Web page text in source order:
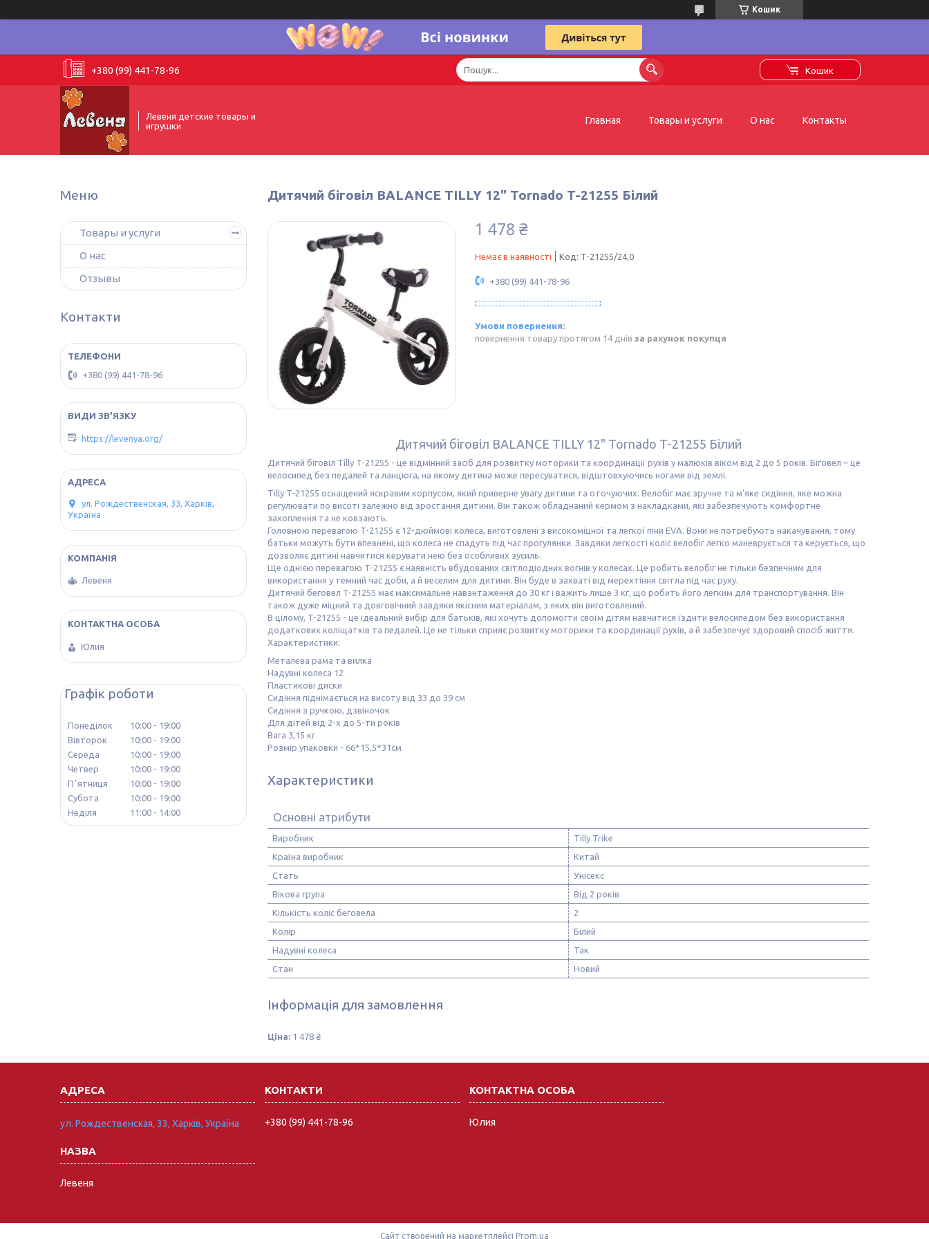
Кошик
+380 (99) 441-78-96 Кошик
Левеня детские товары и
игрушки
Главная Товары и услуги О нас Контакты
Дитячий біговіл BALANCE TILLY 12" Tornado T-21255 Білий
1 478 ₴
Немає в наявності Код: T-21255/24,0
+380 (99) 441-78-96
повернення товару протягом 14 днів за рахунок покупця
Дитячий біговіл BALANCE TILLY 12" Tornado T-21255 Білий
Дитячий біговіл Tilly T-21255 - це відмінний засіб для розвитку моторики та координації рухів у малюків віком від 2 до 5 років. Біговел – це
велосипед без педалей та ланцюга, на якому дитина може пересуватися, відштовхуючись ногами від землі.
Tilly T-21255 оснащений яскравим корпусом, який приверне увагу дитини та оточуючих. Велобіг має зручне та м'яке сидіння, яке можна
регулювати по висоті залежно від зростання дитини. Він також обладнаний кермом з накладками, які забезпечують комфортне
захоплення та не ковзають.
Головною перевагою T-21255 є 12-дюймові колеса, виготовлені з високоміцної та легкої піни EVA. Вони не потребують накачування, тому
батьки можуть бути впевнені, що колеса не спадуть під час прогулянки. Завдяки легкості коліс велобіг легко маневрується та керується, що
дозволяє дитині навчитися керувати нею без особливих зусиль.
Ще однією перевагою T-21255 є наявність вбудованих світлодіодних вогнів у колесах. Це робить велобіг не тільки безпечним для
використання у темний час доби, а й веселим для дитини. Він буде в захваті від мерехтіння світла під час руху.
Дитячий беговел T-21255 має максимальне навантаження до 30 кг і важить лише 3 кг, що робить його легким для транспортування. Він
також дуже міцний та довговічний завдяки якісним матеріалам, з яких він виготовлений.
В цілому, T-21255 - це ідеальний вибір для батьків, які хочуть допомогти своїм дітям навчитися їздити велосипедом без використання
додаткових коліщатків та педалей. Це не тільки сприяє розвитку моторики та координації рухів, а й забезпечує здоровий спосіб життя.
Характеристики:
Металева рама та вилка
Надувні колеса 12
Пластикові диски
Сидіння піднімається на висоту від 33 до 39 см
Сидіння з ручкою, дзвіночок
Для дітей від 2-х до 5-ти років
Вага 3,15 кг
Розмір упаковки - 66*15,5*31см
Характеристики
Основні атрибути
Виробник
Tilly Trike
Країна виробник
Китай
Стать
Унісекс
Вікова група
Від 2 років
Кількість коліс беговела
2
Колір
Білий
Надувні колеса
Так
Стан
Новий
Інформація для замовлення
Ціна: 1 478 ₴
Товары и услуги
О нас
Отзывы
Контакти
+380 (99) 441-78-96
https://levenya.org/
ул. Рождественская, 33, Харків,
Україна
Левеня
Юлия
Графік роботи
Понеділок 10:00
19:00
Вівторок
10:00
19:00
Середа
10:00
19:00
Четвер
10:00
19:00
Пʼятниця
10:00
19:00
Субота
10:00
19:00
Неділя
11:00 14:00
ул. Рождественская, 33, Харків, Україна
Левеня
+380 (99) 441-78-96 Юлия
Сайт створений на маркетплейсі Prom.ua